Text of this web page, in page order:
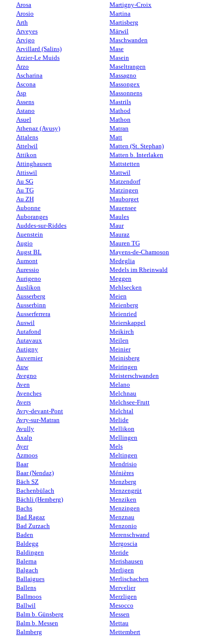
Arosa
Arosio
Arth
Arveyes
Arvigo
Arvillard (Salins)
Arzier-Le Muids
Arzo
Ascharina
Ascona
Asp
Assens
Astano
Asuel
Athenaz (Avusy)
Attalens
Attelwil
Attikon
Attinghausen
Attiswil
Au SG
Au TG
Au ZH
Aubonne
Auboranges
Auddes-sur-Riddes
Auenstein
Augio
Augst BL
Aumont
Auressio
Aurigeno
Auslikon
Ausserberg
Ausserbinn
Ausserferrera
Auswil
Autafond
Autavaux
Autigny
Auvernier
Auw
Avegno
Aven
Avenches
Avers
Avry-devant-Pont
Avry-sur-Matran
Avully
Axalp
Ayer
Azmoos
Baar
Baar (Nendaz)
Bäch SZ
Bachenbülach
Bächli (Hemberg)
Bachs
Bad Ragaz
Bad Zurzach
Baden
Baldegg
Baldingen
Balerna
Balgach
Ballaigues
Ballens
Ballmoos
Ballwil
Balm b. Günsberg
Balm b. Messen
Balmberg
Martigny-Croix
Martina
Martisberg
Märwil
Maschwanden
Mase
Masein
Maseltrangen
Massagno
Massongex
Massonnens
Mastrils
Mathod
Mathon
Matran
Matt
Matten (St. Stephan)
Matten b. Interlaken
Mattstetten
Mattwil
Matzendorf
Matzingen
Mauborget
Mauensee
Maules
Maur
Mauraz
Mauren TG
Mayens-de-Chamoson
Medeglia
Medels im Rheinwald
Meggen
Mehlsecken
Meien
Meienberg
Meienried
Meierskappel
Meikirch
Meilen
Meinier
Meinisberg
Meiringen
Meisterschwanden
Melano
Melchnau
Melchsee-Frutt
Melchtal
Melide
Mellikon
Mellingen
Mels
Meltingen
Mendrisio
Ménières
Menzberg
Menzengrüt
Menziken
Menzingen
Menznau
Menzonio
Merenschwand
Mergoscia
Meride
Merishausen
Merligen
Merlischachen
Mervelier
Merzligen
Mesocco
Messen
Mettau
Mettembert